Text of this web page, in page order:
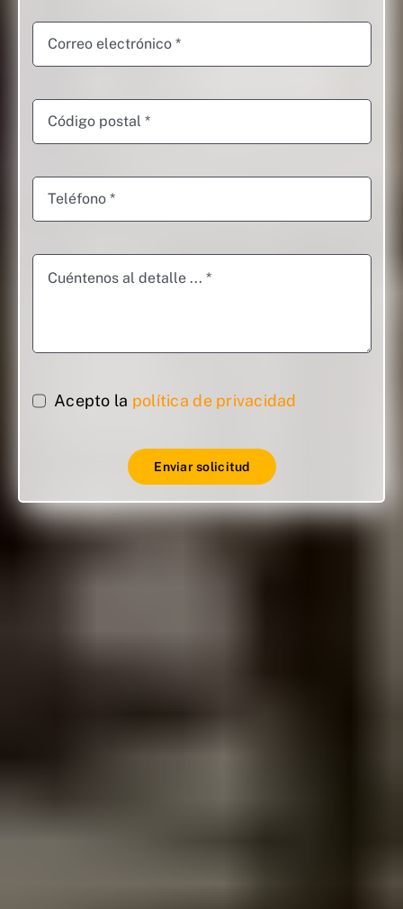
Acepto la política de privacidad
Enviar solicitud